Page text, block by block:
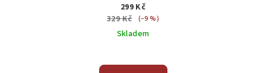
299 Kč
329 Kč
(–9 %)
Skladem